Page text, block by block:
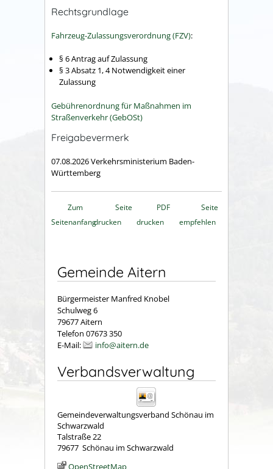
Rechtsgrundlage
Fahrzeug-Zulassungsverordnung (FZV):
§ 6 Antrag auf Zulassung
§ 3 Absatz 1, 4 Notwendigkeit einer
Zulassung
Gebührenordnung für Maßnahmen im
Straßenverkehr (GebOSt)
Freigabevermerk
07.08.2026 Verkehrsministerium Baden-
Württemberg
Zum
Seitenanfang
Seite
drucken
PDF
drucken
Seite
empfehlen
Gemeinde Aitern
Bürgermeister Manfred Knobel
Schulweg 6
79677 Aitern
Telefon 07673 350
E-Mail:
info@aitern.de
Verbandsverwaltung
Gemeindeverwaltungsverband Schönau im
Schwarzwald
Talstraße 22
79677 Schönau im Schwarzwald
OpenStreetMap